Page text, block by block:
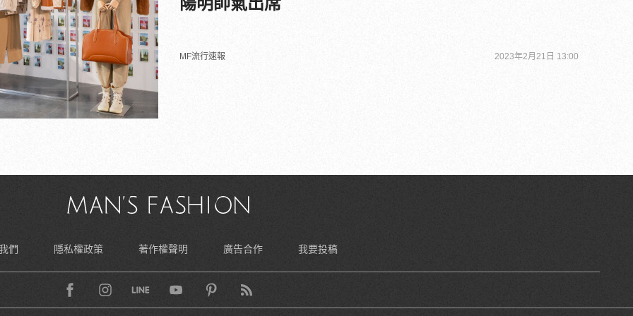
MF流行速報 2023年2月21日 13:00
們 隱私權政策 著作權聲明 廣告合作 我要投稿